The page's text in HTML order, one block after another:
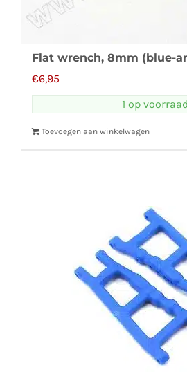
Flat wrench, 8mm (blue-
€6,95
1 op voorraad
Toevoegen aan winkelwagen